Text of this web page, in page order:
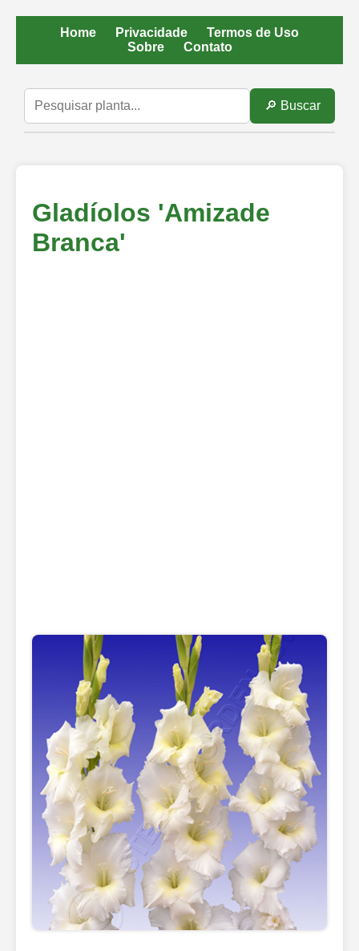
Home Privacidade
Termos de Uso
Sobre
Contato
🔎 Buscar
Gladíolos 'Amizade
Branca'